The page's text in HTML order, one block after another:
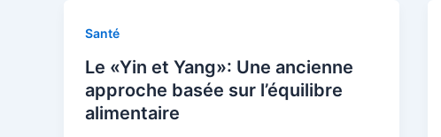
Santé
Le «Yin et Yang»: Une ancienne
approche basée sur l’équilibre
alimentaire